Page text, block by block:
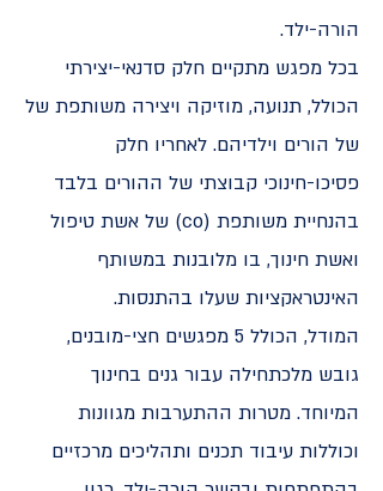
הורה-ילד.
בכל מפגש מתקיים חלק סדנאי-יצירתי
הכולל, תנועה, מוזיקה ויצירה משותפת של
של הורים וילדיהם. לאחריו חלק
פסיכו-חינוכי קבוצתי של ההורים בלבד
בהנחיית משותפת (co) של אשת טיפול
ואשת חינוך, בו מלובנות במשותף
האינטראקציות שעלו בהתנסות.
המודל, הכולל 5 מפגשים חצי-מובנים,
גובש מלכתחילה עבור גנים בחינוך
המיוחד. מטרות ההתערבות מגוונות
וכוללות עיבוד תכנים ותהליכים מרכזיים